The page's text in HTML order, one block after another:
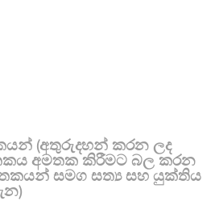
(අතුරුදහන් කරන ලද
අමතක කිරීමට බල කරන
සමග සත්‍ය සහ යුක්තිය